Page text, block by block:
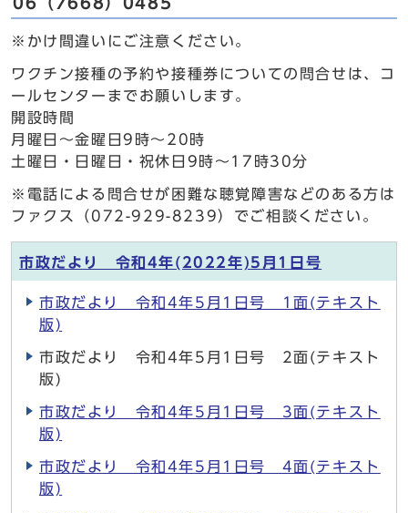
06（7668）0485
※かけ間違いにご注意ください。
ワクチン接種の予約や接種券についての問合せは、コ
ールセンターまでお願いします。
開設時間
月曜日～金曜日9時～20時
土曜日・日曜日・祝休日9時～17時30分
※電話による問合せが困難な聴覚障害などのある方は
ファクス（072-929-8239）でご相談ください。
市政だより 令和4年(2022年)5月1日号
市政だより 令和4年5月1日号 1面(テキスト
版)
市政だより 令和4年5月1日号 2面(テキスト
版)
市政だより 令和4年5月1日号 3面(テキスト
版)
市政だより 令和4年5月1日号 4面(テキスト
版)